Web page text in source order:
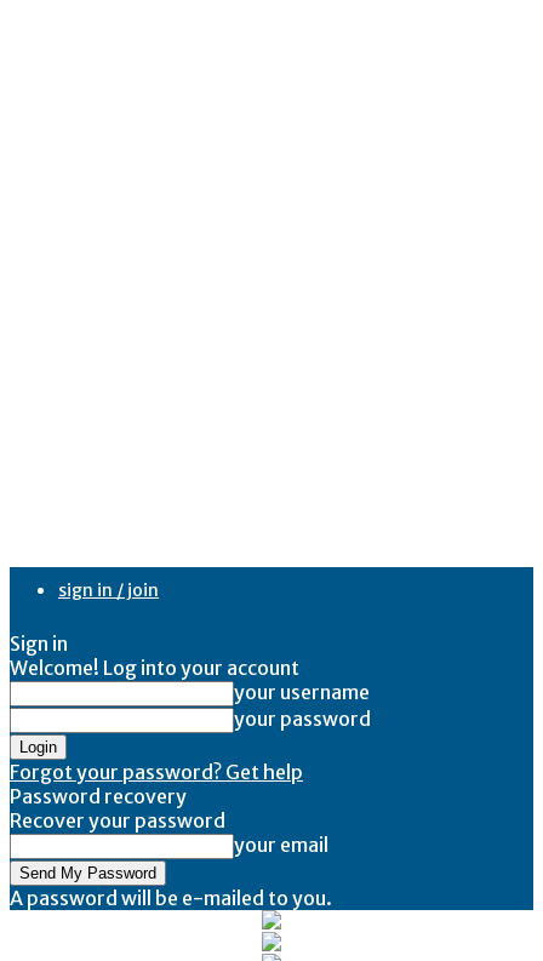
sign in / join
Sign in
Welcome! Log into your account
your username
your password
Forgot your password? Get help
Password recovery
Recover your password
your email
A password will be e-mailed to you.